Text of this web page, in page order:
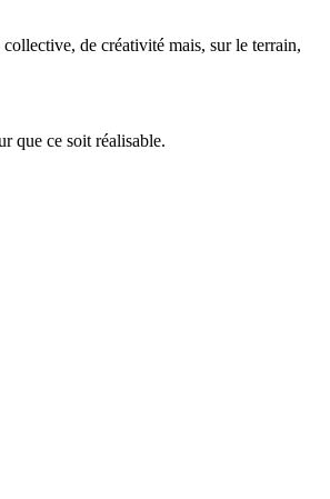
de créativité mais, sur le terrain,
que ce soit réalisable.